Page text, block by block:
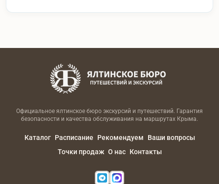
Официальное ялтинское бюро экскурсий и путешествий. Гарантия
безопасности и качества обслуживания на маршрутах Крыма.
Каталог Расписание Рекомендуем
Ваши вопросы
Точки продаж О нас Контакты